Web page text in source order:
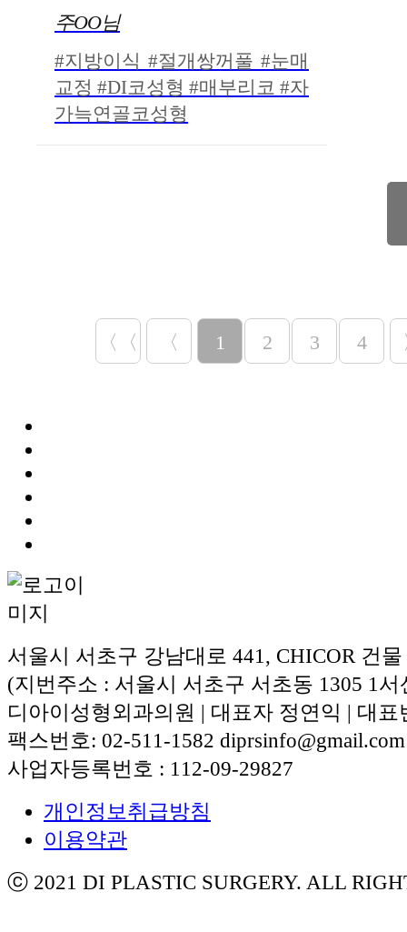
주OO님
#지방이식 #절개쌍꺼풀 #눈매
교정 #DI코성형 #매부리코 #자
가늑연골코성형
〈〈 〈 1 2 3 4
서울시 서초구 강남대로 441, CHICOR 건물
(지번주소 : 서울시 서초구 서초동 1305 1서
디아이성형외과의원 | 대표자 정연익 | 대표
팩스번호: 02-511-1582 diprsinfo@gmail.com
사업자등록번호 : 112-09-29827
개인정보취급방침
이용약관
ⓒ 2021 DI PLASTIC SURGERY. ALL